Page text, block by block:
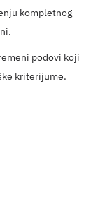
kompletnog
podovi koji
kriterijume.